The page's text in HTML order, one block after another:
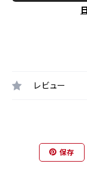
レビュー
保存